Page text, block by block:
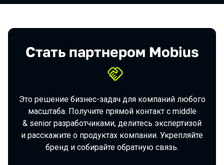
Стать партнером Mobius
Это решение бизнес-задач для компаний любого
масштаба. Получите прямой контакт с middle
& senior разработчиками, делитесь экспертизой
и расскажите о продуктах компании. Укрепляйте
бренд и собирайте обратную связь.